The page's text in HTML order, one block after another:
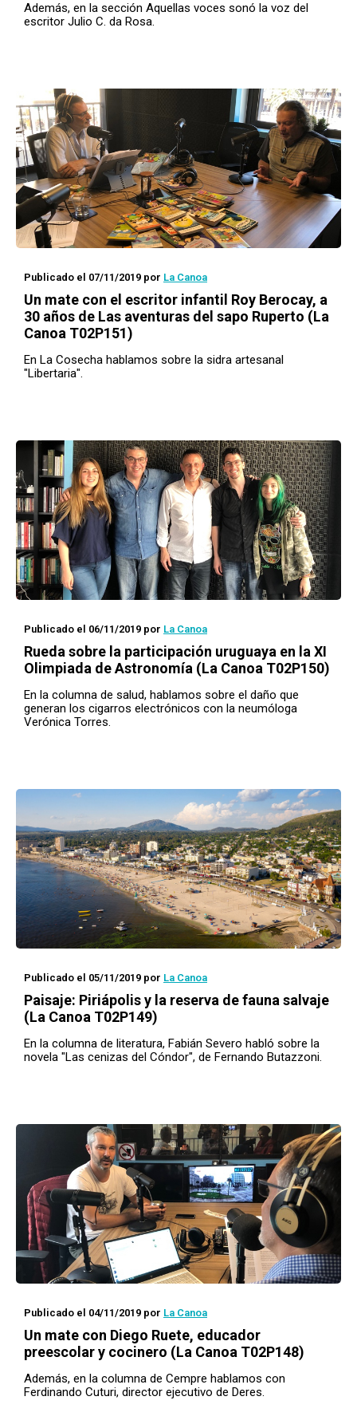
Además, en la sección Aquellas voces sonó la voz del
escritor Julio C. da Rosa.
Publicado el 07/11/2019 por La Canoa
Un mate con el escritor infantil Roy Berocay, a
30 años de Las aventuras del sapo Ruperto (La
Canoa T02P151)
En La Cosecha hablamos sobre la sidra artesanal
"Libertaria".
Publicado el 06/11/2019 por La Canoa
Rueda sobre la participación uruguaya en la XI
Olimpiada de Astronomía (La Canoa T02P150)
En la columna de salud, hablamos sobre el daño que
generan los cigarros electrónicos con la neumóloga
Verónica Torres.
Publicado el 05/11/2019 por La Canoa
Paisaje: Piriápolis y la reserva de fauna salvaje
(La Canoa T02P149)
En la columna de literatura, Fabián Severo habló sobre la
novela "Las cenizas del Cóndor", de Fernando Butazzoni.
Publicado el 04/11/2019 por La Canoa
Un mate con Diego Ruete, educador
preescolar y cocinero (La Canoa T02P148)
Además, en la columna de Cempre hablamos con
Ferdinando Cuturi, director ejecutivo de Deres.